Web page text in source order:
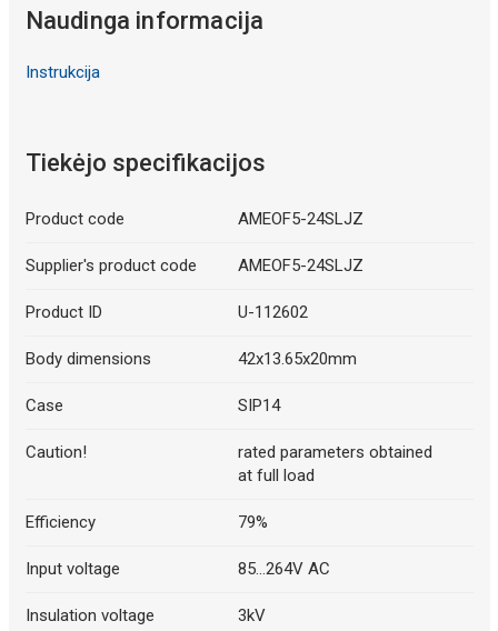
Naudinga informacija
Instrukcija
Tiekėjo specifikacijos
Product code AMEOF5-24SLJZ
Supplier's product code AMEOF5-24SLJZ
Product ID U-112602
Body dimensions 42x13.65x20mm
Case SIP14
Caution!
rated parameters obtained
at full load
Efficiency 79%
Input voltage 85...264V AC
Insulation voltage 3kV